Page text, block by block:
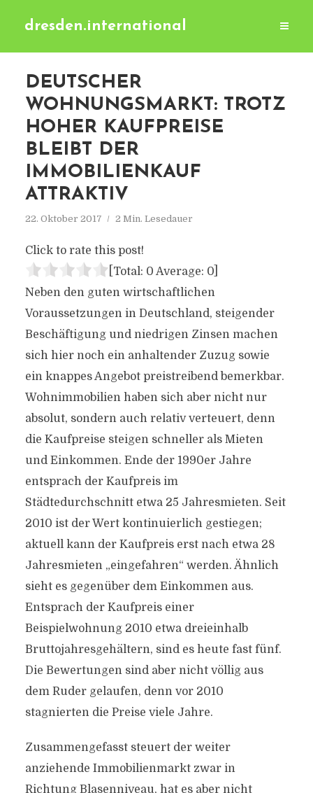
dresden.international
DEUTSCHER
WOHNUNGSMARKT: TROTZ
HOHER KAUFPREISE
BLEIBT DER
IMMOBILIENKAUF
ATTRAKTIV
22. Oktober 2017 2 Min. Lesedauer
Click to rate this post!
[Total: 0 Average: 0]
Neben den guten wirtschaftlichen
Voraussetzungen in Deutschland, steigender
Beschäftigung und niedrigen Zinsen machen
sich hier noch ein anhaltender Zuzug sowie
ein knappes Angebot preistreibend bemerkbar.
Wohnimmobilien haben sich aber nicht nur
absolut, sondern auch relativ verteuert, denn
die Kaufpreise steigen schneller als Mieten
und Einkommen. Ende der 1990er Jahre
entsprach der Kaufpreis im
Städtedurchschnitt etwa 25 Jahresmieten. Seit
2010 ist der Wert kontinuierlich gestiegen;
aktuell kann der Kaufpreis erst nach etwa 28
Jahresmieten „eingefahren“ werden. Ähnlich
sieht es gegenüber dem Einkommen aus.
Entsprach der Kaufpreis einer
Beispielwohnung 2010 etwa dreieinhalb
Bruttojahresgehältern, sind es heute fast fünf.
Die Bewertungen sind aber nicht völlig aus
dem Ruder gelaufen, denn vor 2010
stagnierten die Preise viele Jahre.
Zusammengefasst steuert der weiter
anziehende Immobilienmarkt zwar in
Richtung Blasenniveau, hat es aber nicht